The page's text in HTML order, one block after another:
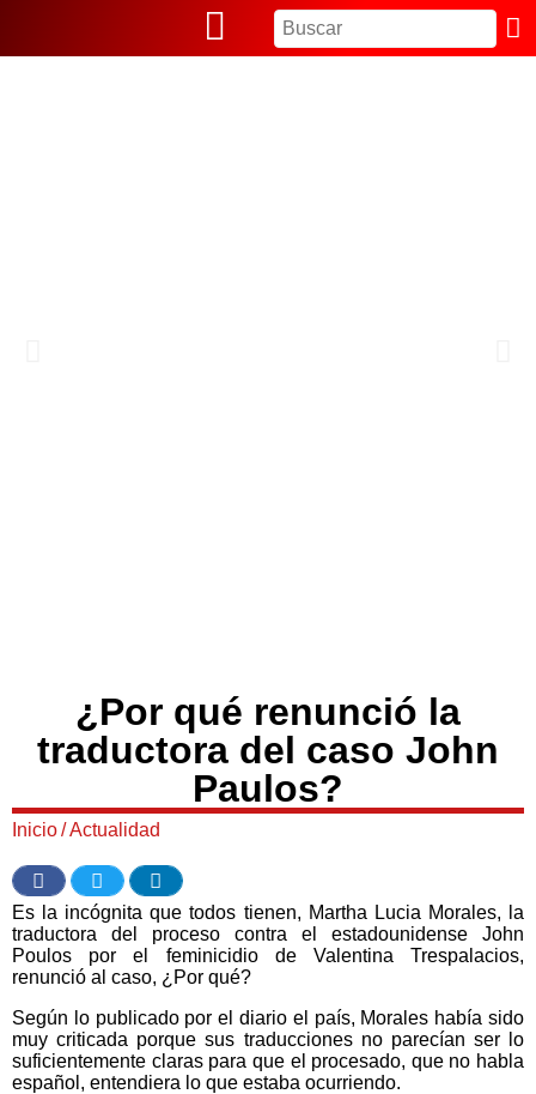
¿Por qué renunció la
traductora del caso John
Paulos?
Inicio/Actualidad
Es la incógnita que todos tienen, Martha Lucia Morales, la
traductora del proceso contra el estadounidense John
Poulos por el feminicidio de Valentina Trespalacios,
renunció al caso, ¿Por qué?
Según lo publicado por el diario el país, Morales había sido
muy criticada porque sus traducciones no parecían ser lo
suficientemente claras para que el procesado, que no habla
español, entendiera lo que estaba ocurriendo.